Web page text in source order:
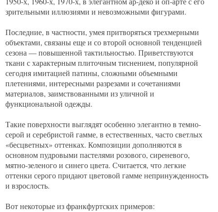
зрительными иллюзиями и невозможными фигурами.
Последние, в частности, умея притворяться трехмерными
объектами, связаны еще и со второй основной тенденцией
сезона — повышенной тактильностью. Приветствуются
ткани с характерным плиточным тиснением, популярной
сегодня имитацией патины, сложными объемными
плетениями, интересными разрезами и сочетаниями
материалов, заимствованными из уличной и
функциональной одежды.
Такие поверхности выглядят особенно элегантно в темно-
серой и серебристой гамме, в естественных, часто светлых
«бесцветных» оттенках. Композиции дополняются в
основном пудровыми пастелями розового, сиреневого,
мятно-зеленого и синего цвета. Считается, что легкие
оттенки серого придают цветовой гамме непринужденность
и взрослость.
Вот некоторые из франкфуртских примеров: